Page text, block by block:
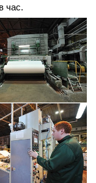
час.